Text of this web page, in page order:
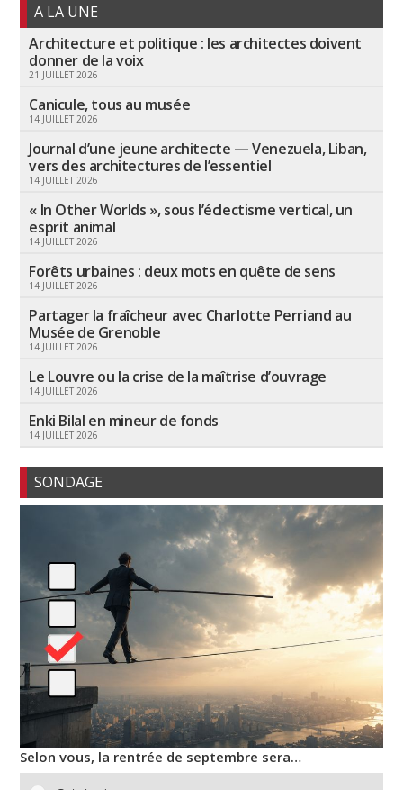
A LA UNE
Architecture et politique : les architectes doivent
donner de la voix
21 JUILLET 2026
Canicule, tous au musée
14 JUILLET 2026
Journal d’une jeune architecte — Venezuela, Liban,
vers des architectures de l’essentiel
14 JUILLET 2026
« In Other Worlds », sous l’éclectisme vertical, un
esprit animal
14 JUILLET 2026
Forêts urbaines : deux mots en quête de sens
14 JUILLET 2026
Partager la fraîcheur avec Charlotte Perriand au
Musée de Grenoble
14 JUILLET 2026
Le Louvre ou la crise de la maîtrise d’ouvrage
14 JUILLET 2026
Enki Bilal en mineur de fonds
14 JUILLET 2026
SONDAGE
Selon vous, la rentrée de septembre sera…